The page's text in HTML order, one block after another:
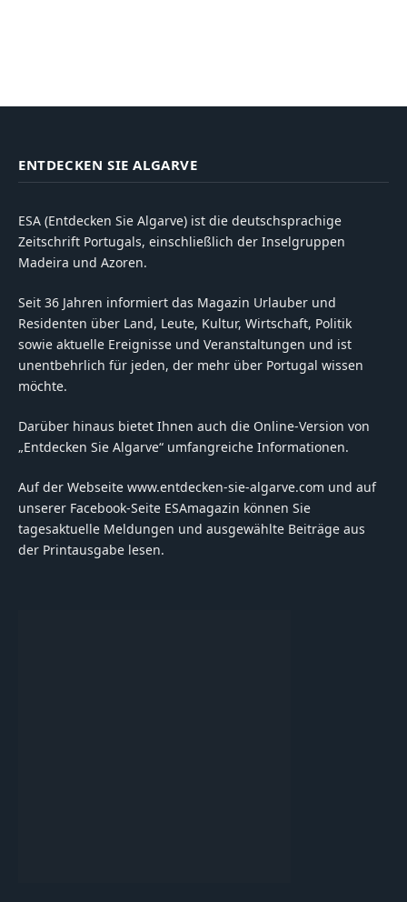
ENTDECKEN SIE ALGARVE
ESA (Entdecken Sie Algarve) ist die deutschsprachige
Zeitschrift Portugals, einschließlich der Inselgruppen
Madeira und Azoren.
Seit 36 Jahren informiert das Magazin Urlauber und
Residenten über Land, Leute, Kultur, Wirtschaft, Politik
sowie aktuelle Ereignisse und Veranstaltungen und ist
unentbehrlich für jeden, der mehr über Portugal wissen
möchte.
Darüber hinaus bietet Ihnen auch die Online-Version von
„Entdecken Sie Algarve“ umfangreiche Informationen.
Auf der Webseite www.entdecken-sie-algarve.com und auf
unserer Facebook-Seite ESAmagazin können Sie
tagesaktuelle Meldungen und ausgewählte Beiträge aus
der Printausgabe lesen.